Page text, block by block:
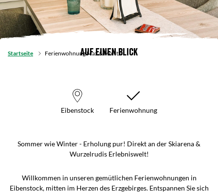
Startseite Ferienwohnung Max & Moritz
Auf einen Blick
Eibenstock Ferienwohnung
Sommer wie Winter - Erholung pur! Direkt an der Skiarena &
Wurzelrudis Erlebniswelt!
Willkommen in unseren gemütlichen Ferienwohnungen in
Eibenstock, mitten im Herzen des Erzgebirges. Entspannen Sie sich